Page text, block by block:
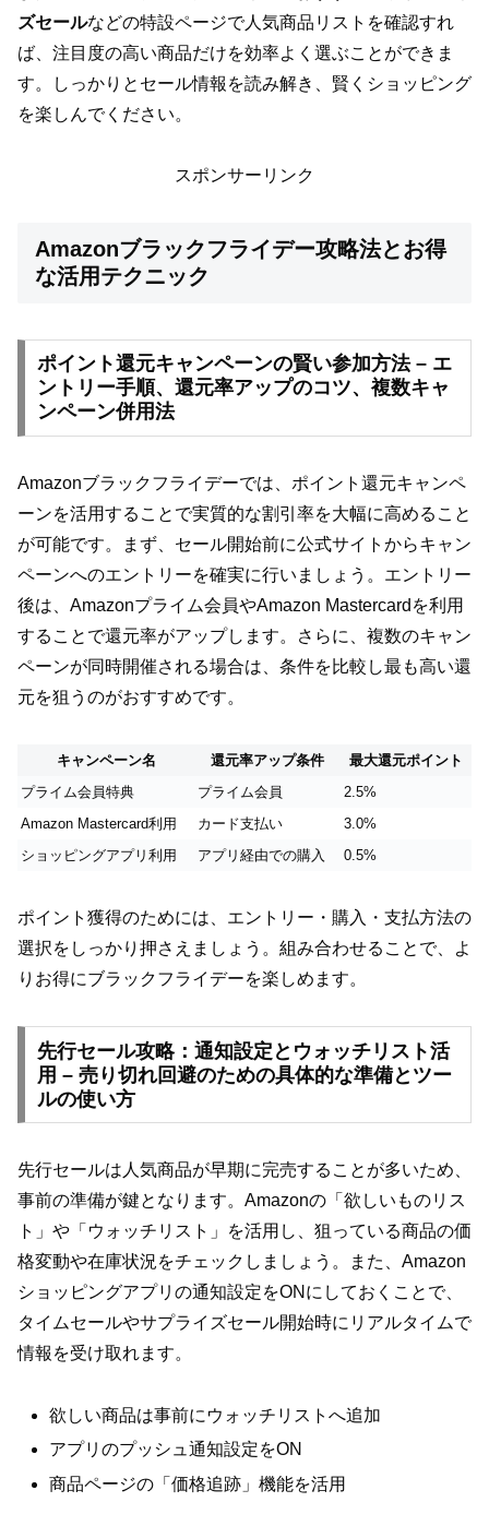
ズセールなどの特設ページで人気商品リストを確認すれ
ば、注目度の高い商品だけを効率よく選ぶことができま
す。しっかりとセール情報を読み解き、賢くショッピング
を楽しんでください。
スポンサーリンク
Amazonブラックフライデー攻略法とお得
な活用テクニック
ポイント還元キャンペーンの賢い参加方法 – エ
ントリー手順、還元率アップのコツ、複数キャ
ンペーン併用法
Amazonブラックフライデーでは、ポイント還元キャンペ
ーンを活用することで実質的な割引率を大幅に高めること
が可能です。まず、セール開始前に公式サイトからキャン
ペーンへのエントリーを確実に行いましょう。エントリー
後は、Amazonプライム会員やAmazon Mastercardを利用
することで還元率がアップします。さらに、複数のキャン
ペーンが同時開催される場合は、条件を比較し最も高い還
元を狙うのがおすすめです。
キャンペーン名 還元率アップ条件
最大還元ポイント
プライム会員特典
プライム会員
2.5%
Amazon Mastercard利用
カード支払い
3.0%
ショッピングアプリ利用
アプリ経由での購入 0.5%
ポイント獲得のためには、エントリー・購入・支払方法の
選択をしっかり押さえましょう。組み合わせることで、よ
りお得にブラックフライデーを楽しめます。
先行セール攻略：通知設定とウォッチリスト活
用 – 売り切れ回避のための具体的な準備とツー
ルの使い方
先行セールは人気商品が早期に完売することが多いため、
事前の準備が鍵となります。Amazonの「欲しいものリス
ト」や「ウォッチリスト」を活用し、狙っている商品の価
格変動や在庫状況をチェックしましょう。また、Amazon
ショッピングアプリの通知設定をONにしておくことで、
タイムセールやサプライズセール開始時にリアルタイムで
情報を受け取れます。
欲しい商品は事前にウォッチリストへ追加
アプリのプッシュ通知設定をON
商品ページの「価格追跡」機能を活用